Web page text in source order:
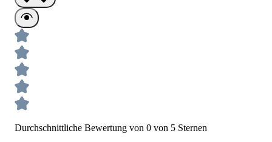
Durchschnittliche Bewertung von 0 von 5 Sternen